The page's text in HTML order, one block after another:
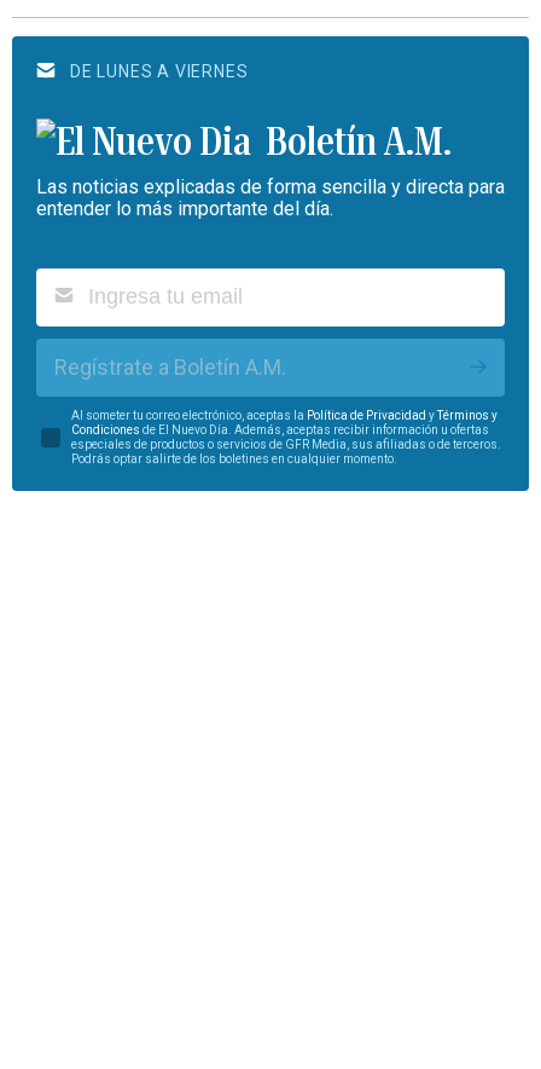
DE LUNES A VIERNES
Boletín A.M.
Las noticias explicadas de forma sencilla y directa para
entender lo más importante del día.
Regístrate a Boletín A.M.
Al someter tu correo electrónico, aceptas la Política de Privacidad yTérminos y
Condiciones de El Nuevo Día. Además, aceptas recibir información u ofertas
especiales de productos o servicios de GFR Media, sus afiliadas o de terceros.
Podrás optar salirte de los boletines en cualquier momento.